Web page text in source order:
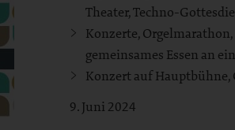
Theater, Techno-
Konzerte,
gemeinsames Essen an
Konzert auf Hauptbühne,
9. Juni 2024